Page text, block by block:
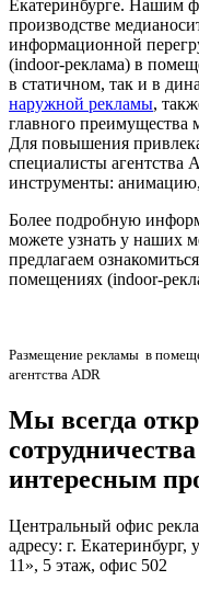
Екатеринбурге. Нашим
производстве
информационной
(indoor-реклама) в
в статичном, так и в
наружной рекламы,
главного
Для повышения
специалисты агентства
инструменты:
Более подробную
можете узнать у наших
предлагаем
помещениях (indoor-
Размещение рекламы в
агентства ADR
Мы всегда
интересным
Центральный офис
адресу: г.
11», 5 этаж, офис 502